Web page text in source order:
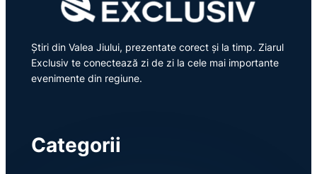
Știri din Valea Jiului, prezentate corect și la timp. Ziarul
Exclusiv te conectează zi de zi la cele mai importante
evenimente din regiune.
Categorii